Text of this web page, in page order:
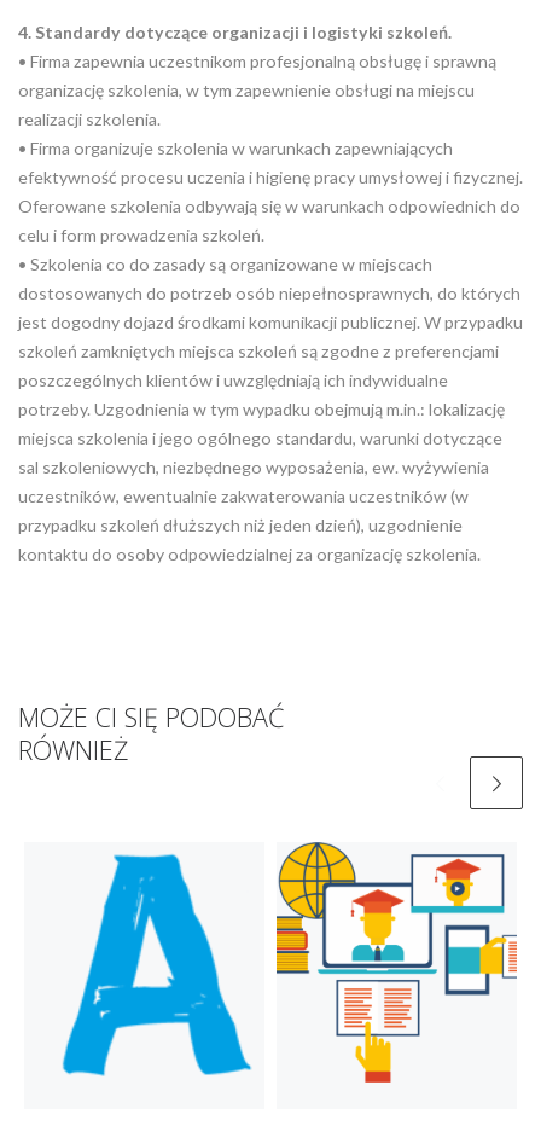
4. Standardy dotyczące organizacji i logistyki szkoleń.
• Firma zapewnia uczestnikom profesjonalną obsługę i sprawną
organizację szkolenia, w tym zapewnienie obsługi na miejscu
realizacji szkolenia.
• Firma organizuje szkolenia w warunkach zapewniających
efektywność procesu uczenia i higienę pracy umysłowej i fizycznej.
Oferowane szkolenia odbywają się w warunkach odpowiednich do
celu i form prowadzenia szkoleń.
• Szkolenia co do zasady są organizowane w miejscach
dostosowanych do potrzeb osób niepełnosprawnych, do których
jest dogodny dojazd środkami komunikacji publicznej. W przypadku
szkoleń zamkniętych miejsca szkoleń są zgodne z preferencjami
poszczególnych klientów i uwzględniają ich indywidualne
potrzeby. Uzgodnienia w tym wypadku obejmują m.in.: lokalizację
miejsca szkolenia i jego ogólnego standardu, warunki dotyczące
sal szkoleniowych, niezbędnego wyposażenia, ew. wyżywienia
uczestników, ewentualnie zakwaterowania uczestników (w
przypadku szkoleń dłuższych niż jeden dzień), uzgodnienie
kontaktu do osoby odpowiedzialnej za organizację szkolenia.
MOŻE CI SIĘ PODOBAĆ
RÓWNIEŻ